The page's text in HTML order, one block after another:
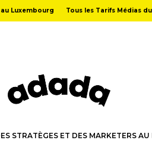
Luxembourg Tous les Tarifs Médias
STRATÈGES ET DES MARKETERS